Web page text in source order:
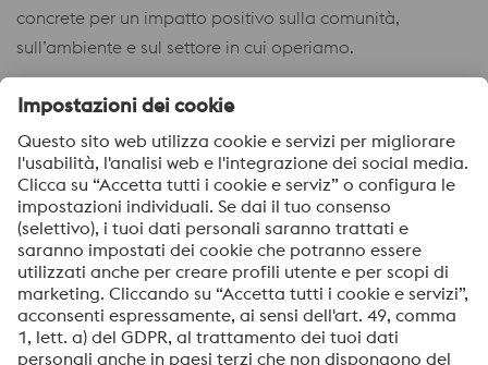
concrete per un impatto positivo sulla comunità,
sull’ambiente e sul settore in cui operiamo.
Benvenuti nel nostro mondo di innovazione
La sostenibilità in voestalpine High Performance Metals
Italia S.p.A. fa parte di un più grande quadro di
riferimento: inSPire. Per avere informazioni dettagliate
visita la pagina web dedicata:inSPire, rendiamo
sostenibile ogni prestazione.